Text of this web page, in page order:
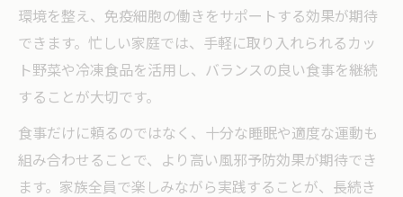
環境を整え、免疫細胞の働きをサポートする効果が期待
できます。忙しい家庭では、手軽に取り入れられるカッ
ト野菜や冷凍食品を活用し、バランスの良い食事を継続
することが大切です。
食事だけに頼るのではなく、十分な睡眠や適度な運動も
組み合わせることで、より高い風邪予防効果が期待でき
ます。家族全員で楽しみながら実践することが、長続き